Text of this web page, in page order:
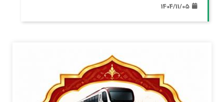
1404/11/05